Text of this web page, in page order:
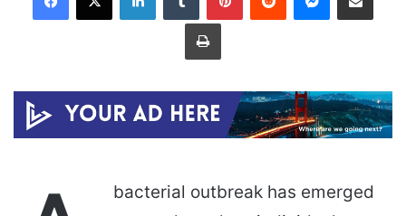
Print
bacterial outbreak has emerged